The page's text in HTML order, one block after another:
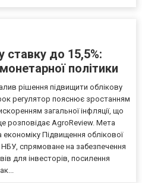
ставку до 15,5%:
політики
рішення підвищити облікову
регулятор пояснює зростанням
загальної інфляції, що
розповідає AgroReview. Мета
Підвищення облікової
спрямоване на забезпечення
для інвесторів, посилення